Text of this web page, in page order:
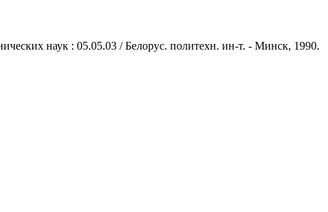
наук : 05.05.03 / Белорус. политехн. ин-т. - Минск, 1990.